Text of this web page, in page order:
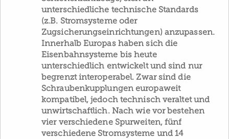
unterschiedliche technische Standards
(z.B. Stromsysteme oder
Zugsicherungseinrichtungen) anzupassen.
Innerhalb Europas haben sich die
Eisenbahnsysteme bis heute
unterschiedlich entwickelt und sind nur
begrenzt interoperabel. Zwar sind die
Schraubenkupplungen europaweit
kompatibel, jedoch technisch veraltet und
unwirtschaftlich. Nach wie vor bestehen
vier verschiedene Spurweiten, fünf
verschiedene Stromsysteme und 14